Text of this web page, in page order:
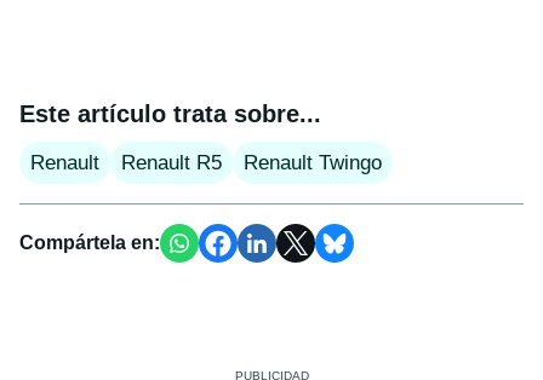
Este artículo trata sobre...
Renault Renault R5 Renault Twingo
Compártela en: